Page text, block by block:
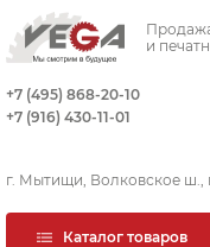
и
+7 (495) 868-20-10
+7 (916) 430-11-01
г. Мытищи, Волковское ш.,
Каталог товаров